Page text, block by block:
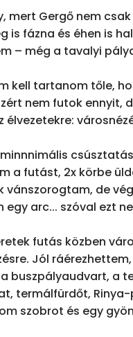
mert Gergő nem
is fázna és éhen is
– még a tavalyi
kell tartanom tőle,
nem futok ennyit,
a futást, 2x körbe
vánszorogtam, de
egy arc... szóval ezt
futás közben
Jól
buszpályaudvart, a
termálfürdőt,
szobrot és egy